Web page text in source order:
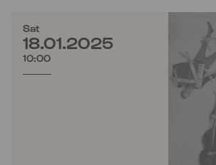
Sat
18.01.2025
10:00